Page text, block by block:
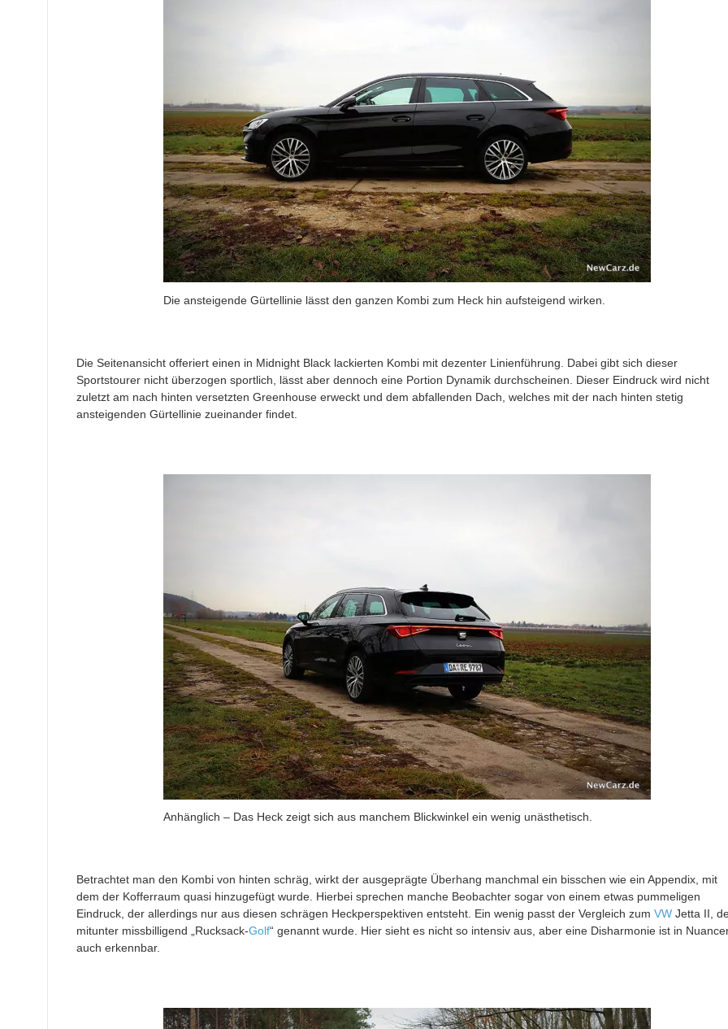
Die ansteigende Gürtellinie lässt den ganzen Kombi zum Heck hin aufsteigend wirken.
Die Seitenansicht offeriert einen in Midnight Black lackierten Kombi mit dezenter Linienführung. Dabei gibt sich dieser
Sportstourer nicht überzogen sportlich, lässt aber dennoch eine Portion Dynamik durchscheinen. Dieser Eindruck wird nicht
zuletzt am nach hinten versetzten Greenhouse erweckt und dem abfallenden Dach, welches mit der nach hinten stetig
ansteigenden Gürtellinie zueinander findet.
Anhänglich – Das Heck zeigt sich aus manchem Blickwinkel ein wenig unästhetisch.
Betrachtet man den Kombi von hinten schräg, wirkt der ausgeprägte Überhang manchmal ein bisschen wie ein Appendix, mit
dem der Kofferraum quasi hinzugefügt wurde. Hierbei sprechen manche Beobachter sogar von einem etwas pummeligen
Eindruck, der allerdings nur aus diesen schrägen Heckperspektiven entsteht. Ein wenig passt der Vergleich zum VWJetta II,
mitunter missbilligend „Rucksack-Golf“ genannt wurde. Hier sieht es nicht so intensiv aus, aber eine Disharmonie ist in
auch erkennbar.